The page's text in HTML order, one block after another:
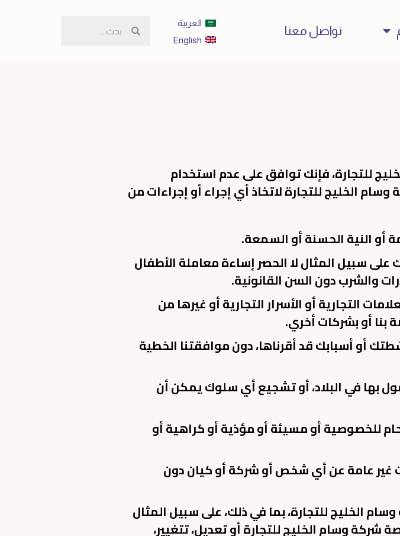
تواصل معنا
العربية
English
للتجارة، فإنك توافق على عدم استخدام
الخليج للتجارة لاتخاذ أي إجراء أو إجراءات من
على سبيل المثال لا الحصر إساءة معاملة الأطفال
والشرب دون السن القانونية.
التجارية أو الأسرار التجارية أو غيرها من
بنا أو بشركات أخري.
أو أسبابك قد أقرناها، دون موافقتنا الخطية
بها في البلاد، أو تشجيع أي سلوك يمكن أن
للخصوصية أو مسيئة أو مؤذية أو كراهية أو
غير عامة عن أي شخص أو شركة أو كيان دون
الخليج للتجارة، بما في ذلك، على سبيل المثال
وسام الخليج للتجارة أو تعديل، تتغيير،